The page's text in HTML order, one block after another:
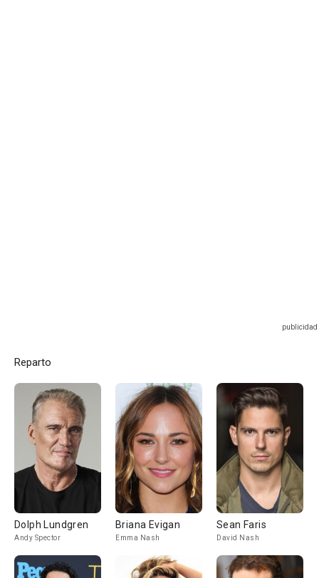
Reparto
Dolph Lundgren
Andy Spector
Briana Evigan
Emma Nash
Sean Faris
David Nash